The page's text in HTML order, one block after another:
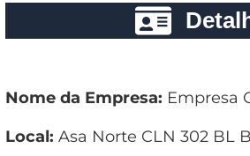
Nome da Empresa: Empresa
Local: Asa Norte CLN 302 BL